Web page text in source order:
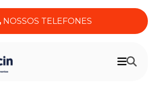
NOSSOS TELEFONES